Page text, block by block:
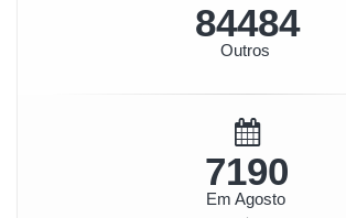
90519
Outros
7723
Em Agosto